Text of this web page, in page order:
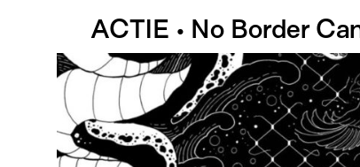
ACTIE • No Border